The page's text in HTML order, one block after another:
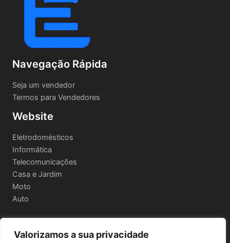
Valorizamos a sua privacidade
Navegação Rápida
Seja um vendedor
Termos para Vendedores
Website
Eletrodomésticos
Informática
Telecomunicações
Casa e Jardim
Moto
Auto
Informações Legais